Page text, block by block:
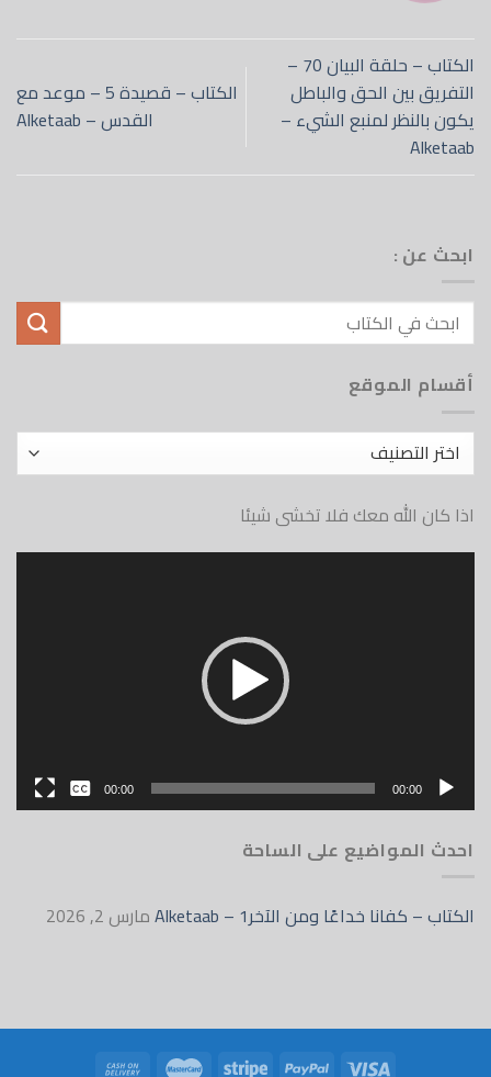
الكتاب – حلقة البيان 70 –
التفريق بين الحق والباطل
يكون بالنظر لمنبع الشيء –
Alketaab
الكتاب – قصيدة 5 – موعد مع
القدس – Alketaab
ابحث عن :
أقسام الموقع
أقسام
الموقع
اذا كان الله معك فلا تخشى شيئا
00:00
00:00
بدون
English
احدث المواضيع على الساحة
الكتاب – كفانا خداعًا ومن الآخر1 – Alketaab مارس 2, 2026